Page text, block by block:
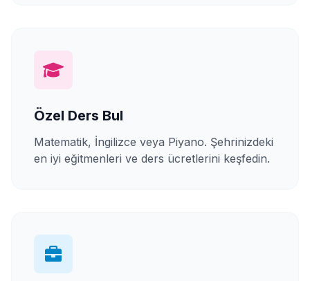
Özel Ders Bul
Matematik, İngilizce veya Piyano. Şehrinizdeki
en iyi eğitmenleri ve ders ücretlerini keşfedin.